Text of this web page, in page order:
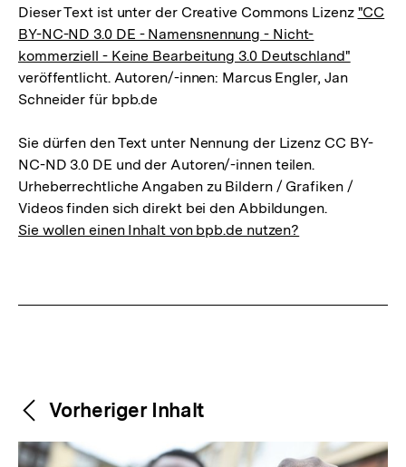
Dieser Text ist unter der Creative Commons Lizenz "CC
BY-NC-ND 3.0 DE - Namensnennung - Nicht-
kommerziell - Keine Bearbeitung 3.0 Deutschland"
veröffentlicht. Autoren/-innen: Marcus Engler, Jan
Schneider für bpb.de
Sie dürfen den Text unter Nennung der Lizenz CC BY-
NC-ND 3.0 DE und der Autoren/-innen teilen.
Urheberrechtliche Angaben zu Bildern / Grafiken /
Videos finden sich direkt bei den Abbildungen.
Sie wollen einen Inhalt von bpb.de nutzen?
Weitere
Inhalte
Content-
Navigation
Vorheriger Inhalt